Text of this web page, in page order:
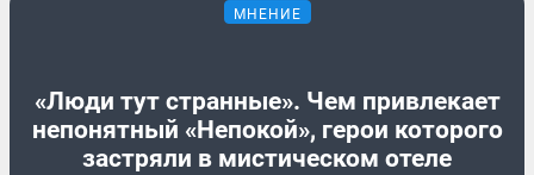
МНЕНИЕ
«Люди тут странные». Чем привлекает
непонятный «Непокой», герои которого
застряли в мистическом отеле